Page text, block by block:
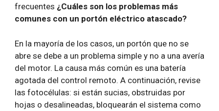
frecuentes ¿Cuáles son los problemas más
comunes con un portón eléctrico atascado?
En la mayoría de los casos, un portón que no se
abre se debe a un problema simple y no a una avería
del motor. La causa más común es una batería
agotada del control remoto. A continuación, revise
las fotocélulas: si están sucias, obstruidas por
hojas o desalineadas, bloquearán el sistema como